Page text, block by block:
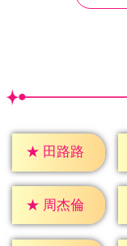
★ 田路路
★ 周杰倫